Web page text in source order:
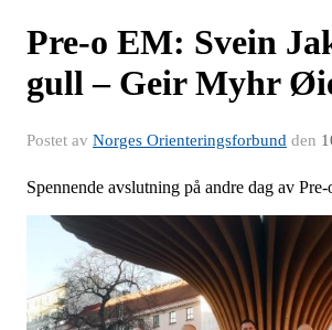
Pre-o EM: Svein
gull – Geir Myhr
Postet av Norges Orienteringsforbund den
Spennende avslutning på andre dag av